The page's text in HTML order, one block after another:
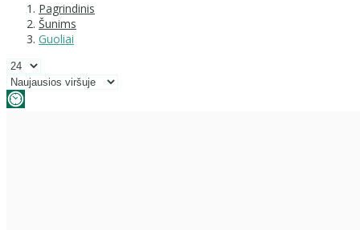
Pagrindinis
Šunims
Guoliai